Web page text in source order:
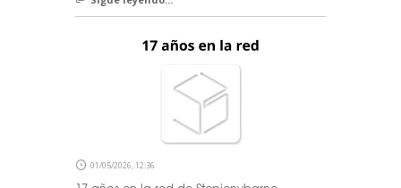
01/05/2026, 12:36